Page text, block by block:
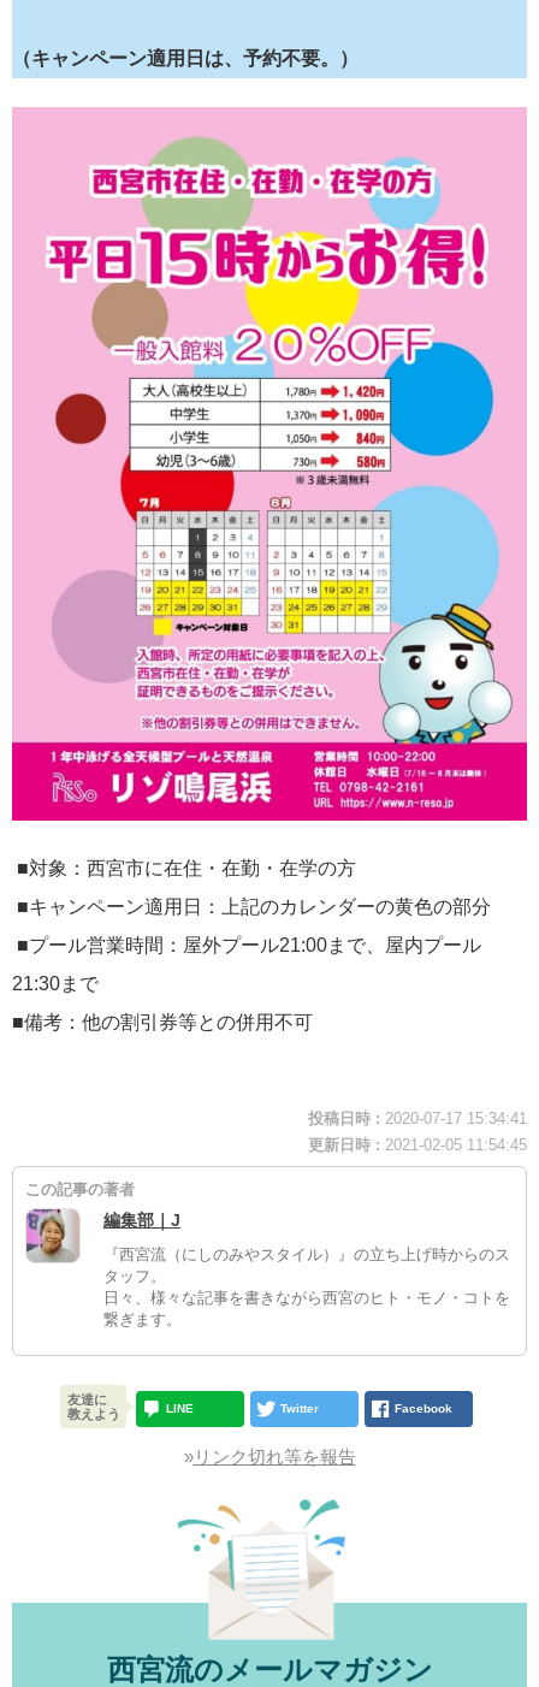
（キャンペーン適用日は、予約不要。）
■対象：西宮市に在住・在勤・在学の方
■キャンペーン適用日：上記のカレンダーの黄色の部分
■プール営業時間：屋外プール21:00まで、屋内プール
21:30まで
■備考：他の割引券等との併用不可
投稿日時 : 2020-07-17 15:34:41
更新日時 : 2021-02-05 11:54:45
この記事の著者
編集部｜J
『西宮流（にしのみやスタイル）』の立ち上げ時からのス
タッフ。
日々、様々な記事を書きながら西宮のヒト・モノ・コトを
繋ぎます。
友達に
教えよう
LINE Twitter Facebook
»リンク切れ等を報告
西宮流のメールマガジン